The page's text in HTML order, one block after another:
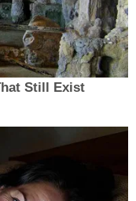
Still Exist